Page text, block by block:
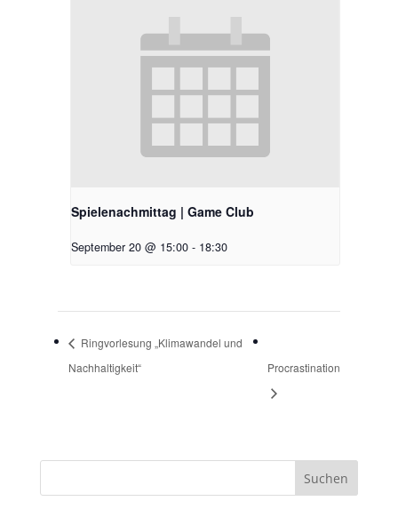
Spielenachmittag | Game Club
September 20 @ 15:00 - 18:30
Ringvorlesung „Klimawandel und
Nachhaltigkeit“
Procrastination
Suchen